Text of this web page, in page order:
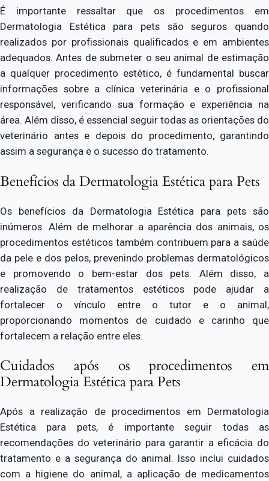
É importante ressaltar que os procedimentos em
Dermatologia Estética para pets são seguros quando
realizados por profissionais qualificados e em ambientes
adequados. Antes de submeter o seu animal de estimação
a qualquer procedimento estético, é fundamental buscar
informações sobre a clínica veterinária e o profissional
responsável, verificando sua formação e experiência na
área. Além disso, é essencial seguir todas as orientações do
veterinário antes e depois do procedimento, garantindo
assim a segurança e o sucesso do tratamento.
Benefícios da Dermatologia Estética para Pets
Os benefícios da Dermatologia Estética para pets são
inúmeros. Além de melhorar a aparência dos animais, os
procedimentos estéticos também contribuem para a saúde
da pele e dos pelos, prevenindo problemas dermatológicos
e promovendo o bem-estar dos pets. Além disso, a
realização de tratamentos estéticos pode ajudar a
fortalecer o vínculo entre o tutor e o animal,
proporcionando momentos de cuidado e carinho que
fortalecem a relação entre eles.
Cuidados após os procedimentos em
Dermatologia Estética para Pets
Após a realização de procedimentos em Dermatologia
Estética para pets, é importante seguir todas as
recomendações do veterinário para garantir a eficácia do
tratamento e a segurança do animal. Isso inclui cuidados
com a higiene do animal, a aplicação de medicamentos